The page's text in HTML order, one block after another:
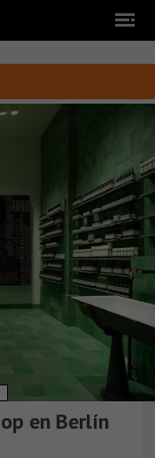
en Berlín